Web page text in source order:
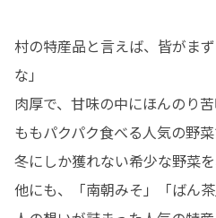
村の特産品と言えば、皆がま
な」
肉厚で、甘味の中にほんのり
ももパクパク食べる人気の野菜
冬にしか獲れない希少な野菜
他にも、「南朝みそ」「ばん